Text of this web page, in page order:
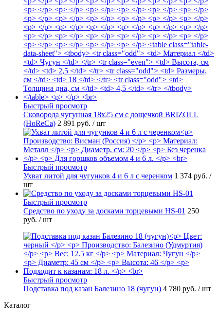
Быстрый просмотр
Сковорода чугунная 18х25 см с дощечкой BRIZOLL
(HoReCa) 2 891 руб. / шт
Быстрый просмотр
Ухват литой для чугунков 4 и 6 л с черенком 1 374 руб. /
шт
Быстрый просмотр
Средство по уходу за досками торцевыми HS-01 250
руб. / шт
Быстрый просмотр
Подставка под казан Балезино 18 (чугун) 4 780 руб. / шт
Каталог